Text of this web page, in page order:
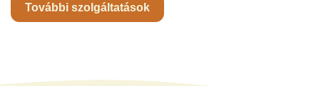
További szolgáltatások